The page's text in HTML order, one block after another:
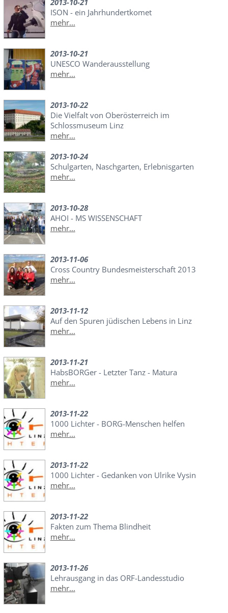
ISON - ein Jahrhundertkomet
mehr...
2013-10-21
UNESCO Wanderausstellung
mehr...
2013-10-22
Die Vielfalt von Oberösterreich im
Schlossmuseum Linz
mehr...
2013-10-24
Schulgarten, Naschgarten, Erlebnisgarten
mehr...
2013-10-28
AHOI - MS WISSENSCHAFT
mehr...
2013-11-06
Cross Country Bundesmeisterschaft 2013
mehr...
2013-11-12
Auf den Spuren jüdischen Lebens in Linz
mehr...
2013-11-21
HabsBORGer - Letzter Tanz - Matura
mehr...
2013-11-22
1000 Lichter - BORG-Menschen helfen
mehr...
2013-11-22
1000 Lichter - Gedanken von Ulrike Vysin
mehr...
2013-11-22
Fakten zum Thema Blindheit
mehr...
2013-11-26
Lehrausgang in das ORF-Landesstudio
mehr...